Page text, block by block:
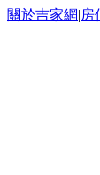
關於吉家網|房